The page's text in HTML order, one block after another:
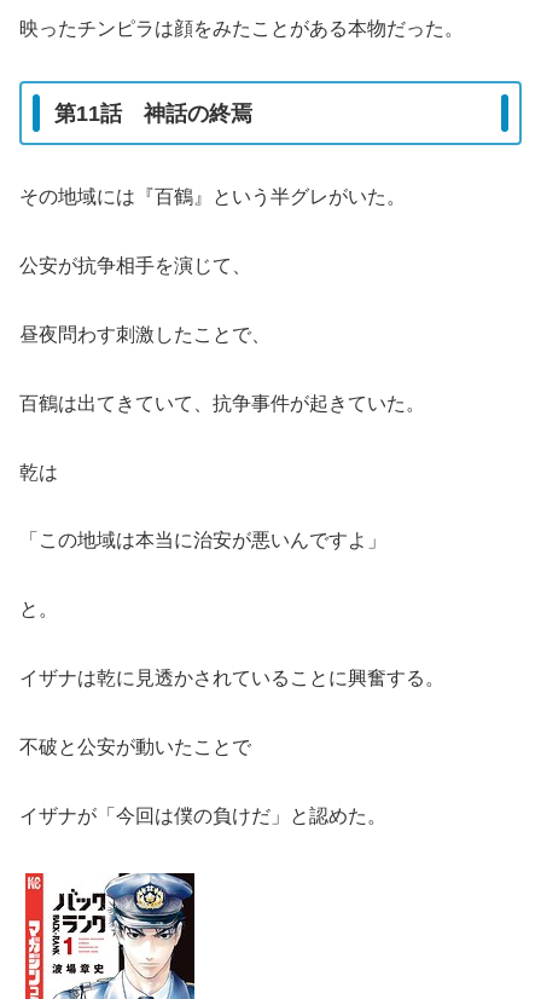
映ったチンピラは顔をみたことがある本物だった。
第11話 神話の終焉
その地域には『百鶴』という半グレがいた。
公安が抗争相手を演じて、
昼夜問わす刺激したことで、
百鶴は出てきていて、抗争事件が起きていた。
乾は
「この地域は本当に治安が悪いんですよ」
と。
イザナは乾に見透かされていることに興奮する。
不破と公安が動いたことで
イザナが「今回は僕の負けだ」と認めた。